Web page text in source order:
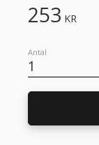
253 KR
Antal